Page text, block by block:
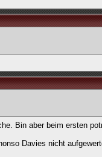
Bin aber beim ersten
Davies nicht